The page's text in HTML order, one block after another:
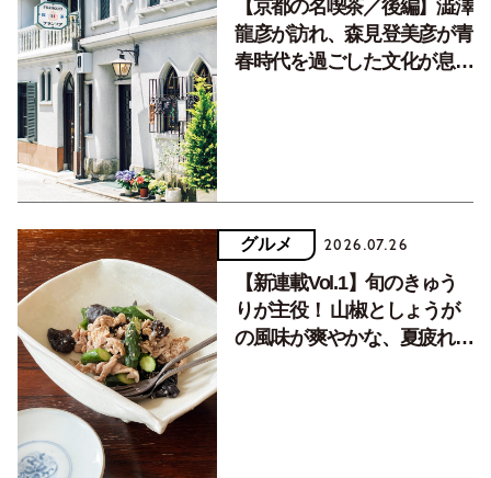
【京都の名喫茶／後編】澁澤
龍彦が訪れ、森見登美彦が青
春時代を過ごした文化が息づ
グルメ 2026.07.26
【新連載Vol.1】旬のきゅう
りが主役！ 山椒としょうが
の風味が爽やかな、夏疲れを